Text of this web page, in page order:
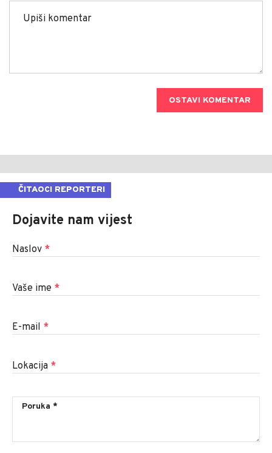
OSTAVI KOMENTAR
ČITAOCI REPORTERI
Dojavite nam vijest
Naslov *
Vaše ime *
E-mail *
Lokacija *